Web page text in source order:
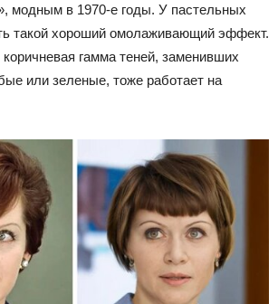
модным в 1970-е годы. У пастельных
такой хороший омолаживающий эффект.
гамма теней, заменивших
или зеленые, тоже работает на